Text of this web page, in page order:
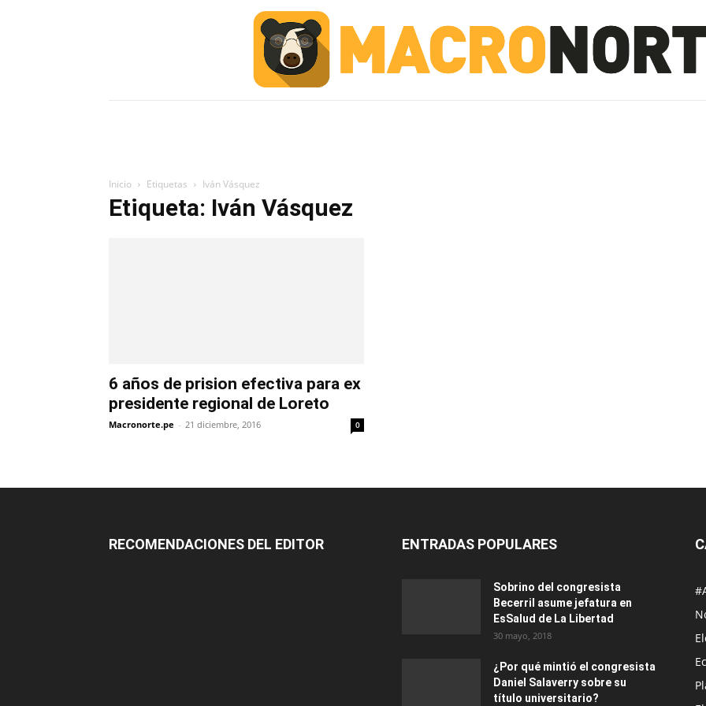
Inicio Etiquetas Iván Vásquez
Etiqueta: Iván Vásquez
6 años de prision efectiva para ex
presidente regional de Loreto
Macronorte.pe - 21 diciembre, 2016 0
RECOMENDACIONES DEL EDITOR ENTRADAS POPULARES
Sobrino del congresista
Becerril asume jefatura en
EsSalud de La Libertad
30 mayo, 2018
¿Por qué mintió el congresista
Daniel Salaverry sobre su
título universitario?